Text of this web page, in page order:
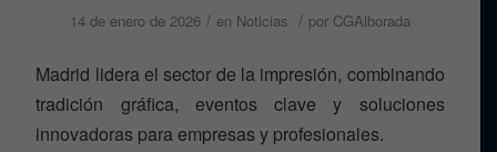
14 de enero de 2026 / en Noticias / por CGAlborada
Madrid lidera el sector de la impresión, combinando
tradición gráfica, eventos clave y soluciones
innovadoras para empresas y profesionales.